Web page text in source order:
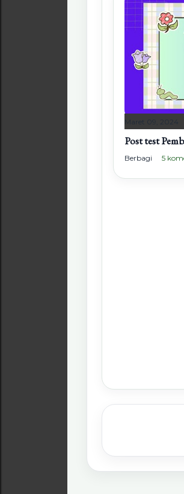
Maret 09, 2024
Post test
Berbagi 5